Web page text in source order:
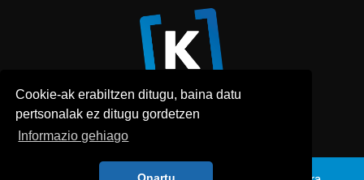
Cookie-ak erabiltzen ditugu, baina datu
pertsonalak ez ditugu gordetzen
Informazio gehiago